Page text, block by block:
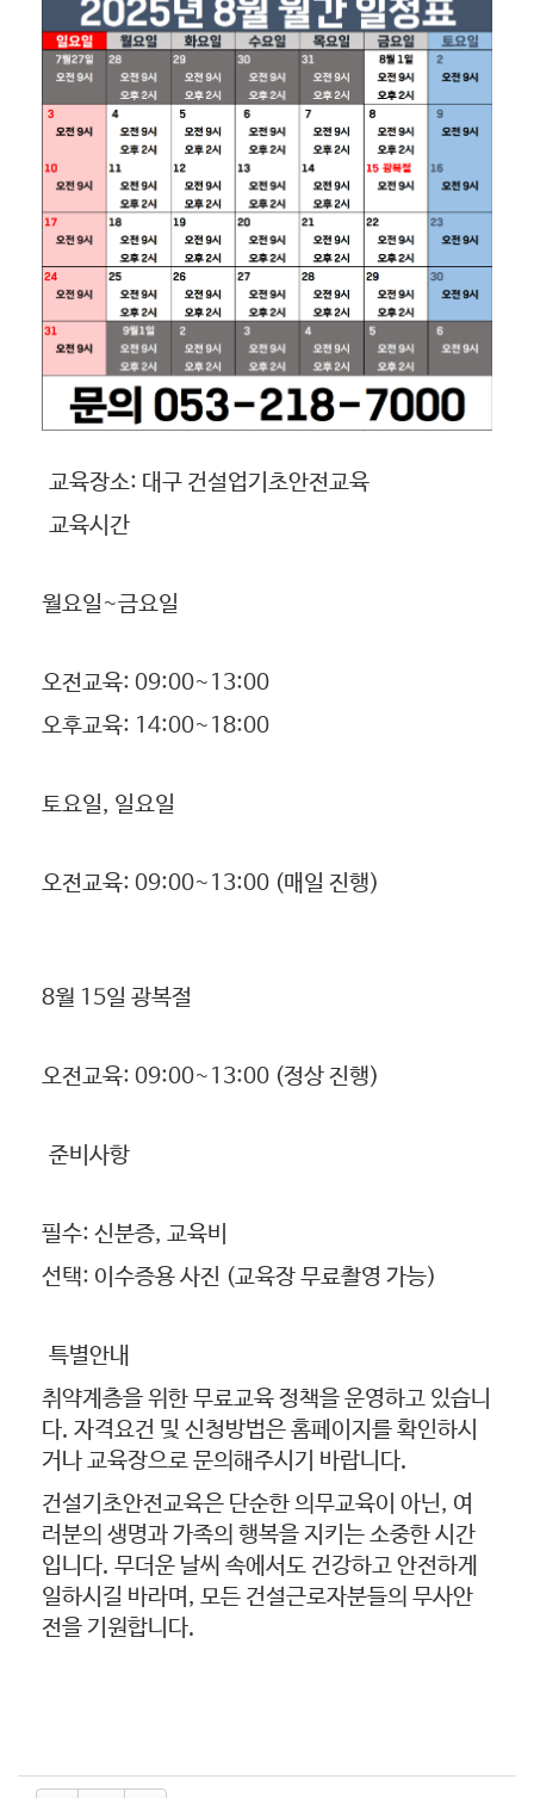
교육장소: 대구 건설업기초안전교육
교육시간
월요일~금요일
오전교육: 09:00~13:00
오후교육: 14:00~18:00
토요일, 일요일
오전교육: 09:00~13:00 (매일 진행)
8월 15일 광복절
오전교육: 09:00~13:00 (정상 진행)
준비사항
필수: 신분증, 교육비
선택: 이수증용 사진 (교육장 무료촬영 가능)
특별안내
취약계층을 위한 무료교육 정책을 운영하고 있습니
다. 자격요건 및 신청방법은 홈페이지를 확인하시
거나 교육장으로 문의해주시기 바랍니다.
건설기초안전교육은 단순한 의무교육이 아닌, 여
러분의 생명과 가족의 행복을 지키는 소중한 시간
입니다. 무더운 날씨 속에서도 건강하고 안전하게
일하시길 바라며, 모든 건설근로자분들의 무사안
전을 기원합니다.